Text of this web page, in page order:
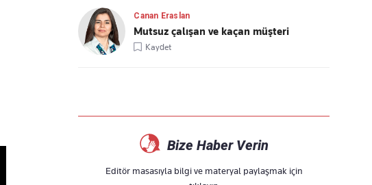
Canan Eraslan
Mutsuz çalışan ve kaçan müşteri
Kaydet
Bize Haber Verin
Editör masasıyla bilgi ve materyal paylaşmak için